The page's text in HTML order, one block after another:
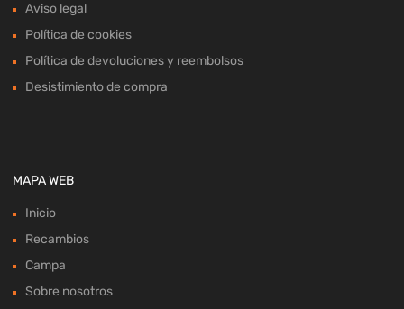
Aviso legal
Política de cookies
Política de devoluciones y reembolsos
Desistimiento de compra
MAPA WEB
Inicio
Recambios
Campa
Sobre nosotros